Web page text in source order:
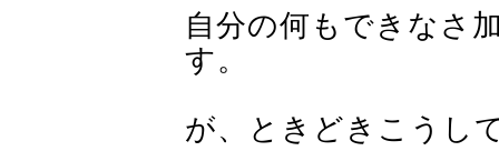
自分の何もできなさ
す。
が、ときどきこうし